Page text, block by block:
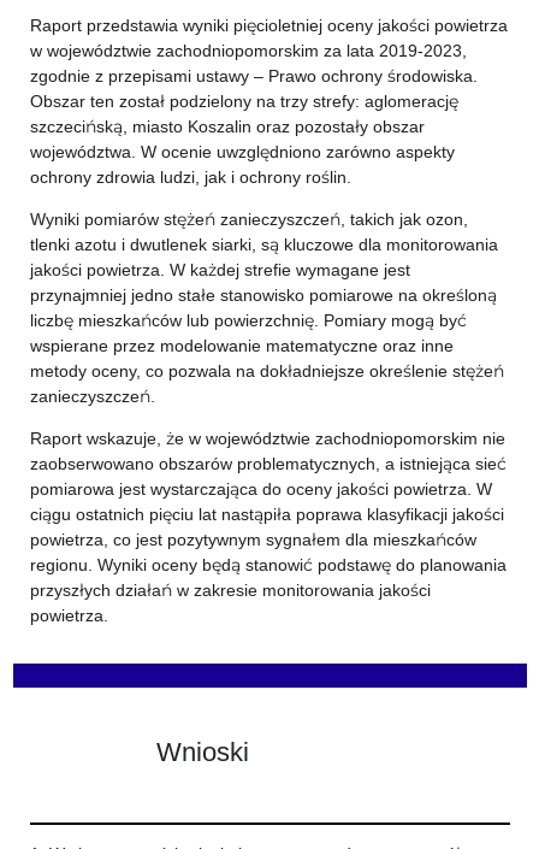
Raport przedstawia wyniki pięcioletniej oceny jakości powietrza
w województwie zachodniopomorskim za lata 2019-2023,
zgodnie z przepisami ustawy – Prawo ochrony środowiska.
Obszar ten został podzielony na trzy strefy: aglomerację
szczecińską, miasto Koszalin oraz pozostały obszar
województwa. W ocenie uwzględniono zarówno aspekty
ochrony zdrowia ludzi, jak i ochrony roślin.
Wyniki pomiarów stężeń zanieczyszczeń, takich jak ozon,
tlenki azotu i dwutlenek siarki, są kluczowe dla monitorowania
jakości powietrza. W każdej strefie wymagane jest
przynajmniej jedno stałe stanowisko pomiarowe na określoną
liczbę mieszkańców lub powierzchnię. Pomiary mogą być
wspierane przez modelowanie matematyczne oraz inne
metody oceny, co pozwala na dokładniejsze określenie stężeń
zanieczyszczeń.
Raport wskazuje, że w województwie zachodniopomorskim nie
zaobserwowano obszarów problematycznych, a istniejąca sieć
pomiarowa jest wystarczająca do oceny jakości powietrza. W
ciągu ostatnich pięciu lat nastąpiła poprawa klasyfikacji jakości
powietrza, co jest pozytywnym sygnałem dla mieszkańców
regionu. Wyniki oceny będą stanowić podstawę do planowania
przyszłych działań w zakresie monitorowania jakości
powietrza.
Wnioski